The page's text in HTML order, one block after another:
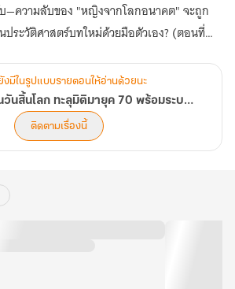
บ—ความลับของ "หญิงจากโลกอนาคต" จะถูก
ประวัติศาสตร์บทใหม่ด้วยมือตัวเอง? (ตอนที่
งมีในรูปแบบรายตอนให้อ่านด้วยนะ
[จบ] แพทย์สาวในวันสิ้นโลก ทะลุมิติมายุค 70 พร้อมระบบมิติพิเศษ
ติดตามเรื่องนี้